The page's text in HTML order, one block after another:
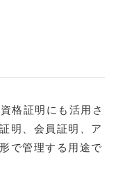
格証明にも活用さ
明、会員証明、ア
で管理する用途で